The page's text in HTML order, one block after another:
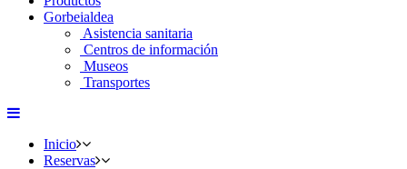
Gorbeialdea
Asistencia sanitaria
Centros de información
Museos
Transportes
Inicio
Reservas